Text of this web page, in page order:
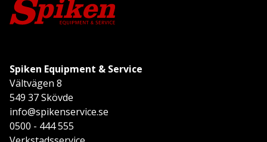
Spiken Equipment & Service
Vältvägen 8
549 37 Skövde
info@spikenservice.se
0500 - 444 555